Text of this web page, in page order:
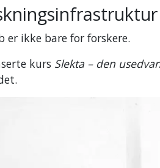
er ikke bare for forskere.
kurs Slekta – den